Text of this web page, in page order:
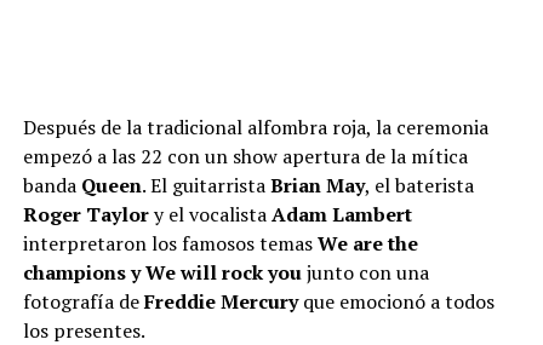
Después de la tradicional alfombra roja, la ceremonia
empezó a las 22 con un show apertura de la mítica
banda Queen. El guitarristaBrian May, el baterista
Roger Taylory el vocalistaAdam Lambert
interpretaron los famosos temasWe are the
champions y We will rock youjunto con una
fotografía deFreddie Mercuryque emocionó a todos
los presentes.